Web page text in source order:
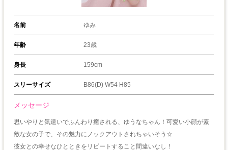
名前 ゆみ
年齢 23歳
身長 159cm
スリーサイズ B86(D) W54 H85
メッセージ
思いやりと気遣いでふんわり癒される、ゆうなちゃん！可愛い小顔が素
敵な女の子で、その魅力にノックアウトされちゃいそう☆
彼女との幸せなひとときをリピートすること間違いなし！